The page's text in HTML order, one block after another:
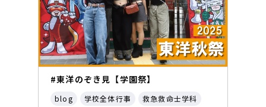
#東洋のぞき見【学園祭】
blog 学校全体行事
救急救命士学科